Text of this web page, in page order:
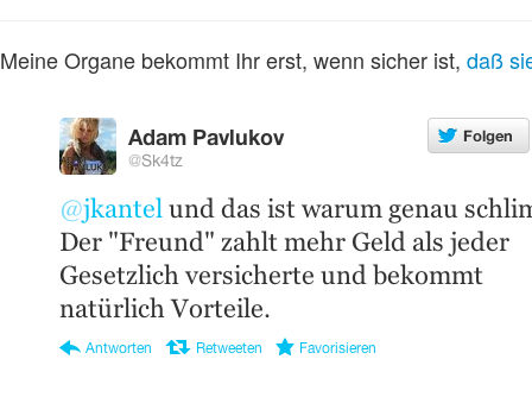
Meine Organe bekommt Ihr erst, wenn sicher ist, daß